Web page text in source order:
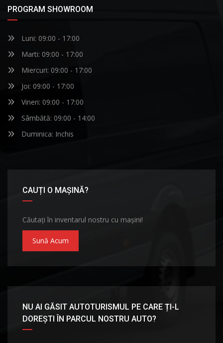
PROGRAM SHOWROOM
Luni: 09:00 - 17:00
Marti: 09:00 - 17:00
Miercuri: 09:00 - 17:00
Joi: 09:00 - 17:00
Vineri: 09:00 - 17:00
Sâmbătă: 09:00 - 14:00
Duminica: Inchis
CAUȚI O MAȘINĂ?
Căutați în inventarul nostru cu mașini!
Sună Acum
NU AI GĂSIT AUTOTURISMUL PE CARE ȚI-L
DOREȘTI ÎN PARCUL NOSTRU AUTO?